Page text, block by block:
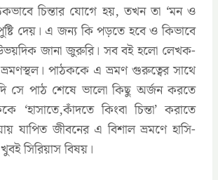
চিন্তার যোগে হয়, তখন তা ‘মন ও
দেয়। এ জন্য কি পড়তে হবে ও কিভাবে
জানা জুরুরি। সব বই হলো লেখক-
পাঠককে এ ভ্রমণ গুরুত্বের সাথে
সে পাঠ শেষে ভালো কিছু অর্জন করতে
‘হাসাতে,কাঁদতে কিংবা চিন্তা’ করাতে
যাপিত জীবনের এ বিশাল ভ্রমণে হাসি-
খুবই সিরিয়াস বিষয়।